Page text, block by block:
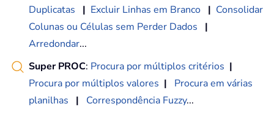
Duplicatas
| Excluir Linhas em Branco | Consolidar
Colunas ou Células sem Perder Dados
|
Arredondar...
Super PROC: Procura por múltiplos critérios |
Procura por múltiplos valores |
Procura em várias
planilhas
| Correspondência Fuzzy...